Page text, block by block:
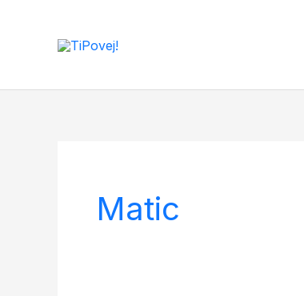
Matic